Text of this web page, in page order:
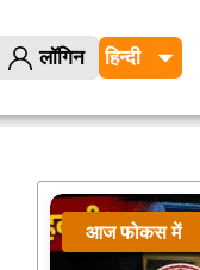
लॉगिन
आज फोकस में